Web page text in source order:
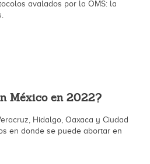
avalados por la OMS: la
México en 2022?
Hidalgo, Oaxaca y Ciudad
en donde se puede abortar en